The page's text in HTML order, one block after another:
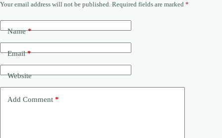
Your email address will not be published. Required fields are marked *
Name*
Email*
Website
Add Comment *